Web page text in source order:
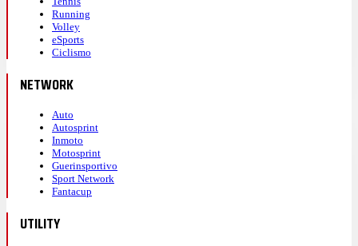
Running
Volley
eSports
Ciclismo
NETWORK
Auto
Autosprint
Inmoto
Motosprint
Guerinsportivo
Sport Network
Fantacup
UTILITY